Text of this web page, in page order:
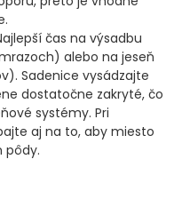
čas na výsadbu
alebo na jeseň
Sadenice vysádzajte
dostatočne zakryté, čo
systémy. Pri
aj na to, aby miesto
pôdy.